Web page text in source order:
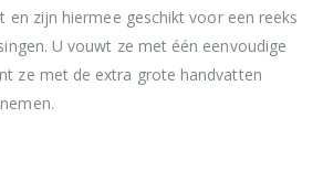
en zijn hiermee geschikt voor een reeks
U vouwt ze met één eenvoudige
ze met de extra grote handvatten